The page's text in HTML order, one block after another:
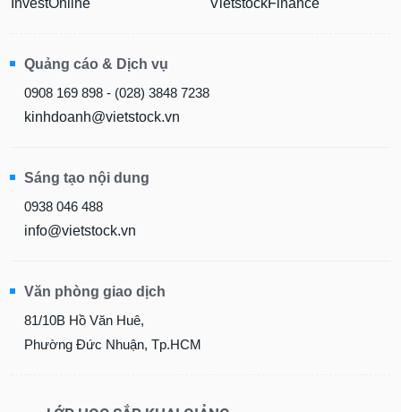
Quảng cáo & Dịch vụ
0908 169 898 - (028) 3848 7238
kinhdoanh@vietstock.vn
Sáng tạo nội dung
0938 046 488
info@vietstock.vn
Văn phòng giao dịch
81/10B Hồ Văn Huê,
Phường Đức Nhuận, Tp.HCM